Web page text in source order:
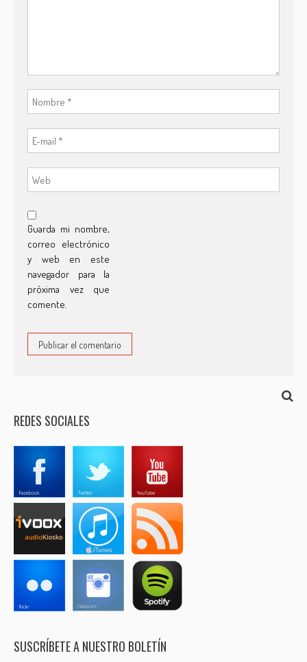
Guarda mi nombre,
correo electrónico
y web en este
navegador para la
próxima vez que
comente.
REDES SOCIALES
SUSCRÍBETE A NUESTRO BOLETÍN